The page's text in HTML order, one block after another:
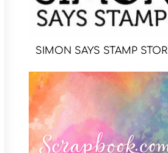
SIMON SAYS STAMP